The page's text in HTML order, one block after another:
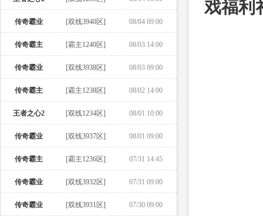
传奇霸业 [双线3940区] 08/04 09:00
传奇霸主 [霸主1240区] 08/03 14:00
传奇霸业 [双线3938区] 08/03 09:00
传奇霸主 [霸主1238区] 08/02 14:00
王者之心2 [双线1234区] 08/01 10:00
传奇霸业 [双线3937区] 08/01 09:00
传奇霸主 [霸主1236区] 07/31 14:45
传奇霸业 [双线3932区] 07/31 09:00
传奇霸业 [双线3931区] 07/30 09:00
戏福利